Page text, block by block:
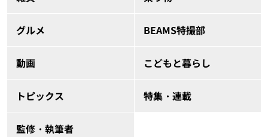
グルメ BEAMS特撮部
動画 こどもと暮らし
トピックス 特集・連載
監修・執筆者